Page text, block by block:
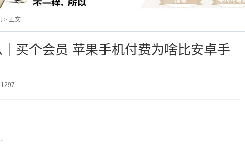
> 正文
买个会员 苹果手机付费为啥比安卓手